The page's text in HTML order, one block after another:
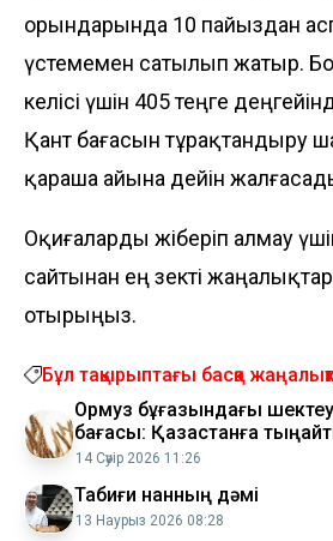
орындарында 10 пайыздан
үстемемен сатылып жатыр.
келісі үшін 405 теңге
Қант бағасын тұрақтандыру
қараша айына дейін
Оқиғаларды жіберіп алмау
сайтынан ең өзекті
отырыңыз.
Бұл тақырыптағы басқа
Ормуз бұғазындағы
бағасы: Қазақстанға
туындай ма?
14 Сәуір 2026 11:26
Табиғи нанның дәмі
13 Наурыз 2026 08:28